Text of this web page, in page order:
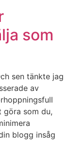
som
sen tänkte jag
av
som du,
blogg insåg